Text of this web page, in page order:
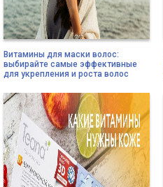
Витамины для маски волос:
выбирайте самые эффективные
для укрепления и роста волос